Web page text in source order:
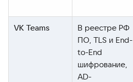
VK Teams
В реестре РФ
ПО, TLS и End-
to-End
шифрование,
AD-